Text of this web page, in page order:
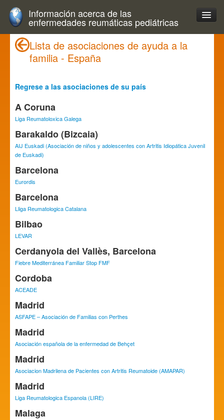
Información acerca de las
enfermedades reumáticas pediátricas
Lista de asociaciones de ayuda a la
familia - España
Regrese a las asociaciones de su país
A Coruna
Liga Reumatoloxica Galega
Barakaldo (Bizcaia)
AIJ Euskadi (Asociación de niños y adolescentes con Artritis Idiopática Juvenil
de Euskadi)
Barcelona
Eurordis
Barcelona
Lliga Reumatologica Catalana
Bilbao
LEVAR
Cerdanyola del Vallès, Barcelona
Fiebre Mediterránea Familiar Stop FMF
Cordoba
ACEADE
Madrid
ASFAPE – Asociación de Familias con Perthes
Madrid
Asociación española de la enfermedad de Behçet
Madrid
Asociacion Madrilena de Pacientes con Artritis Reumatoide (AMAPAR)
Madrid
Liga Reumatologica Espanola (LIRE)
Malaga